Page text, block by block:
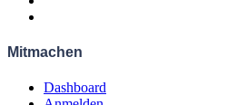
Mitmachen
Dashboard